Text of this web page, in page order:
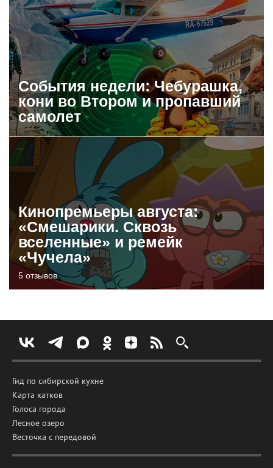
События недели: Чебурашка,
кони во Втором и пропавший
самолет
Кинопремьеры августа:
«Смешарики. Сквозь
вселенные» и ремейк
«Чучела»
5 отзывов
Гид по сибирской кухне
Карта катков
Голоса города
Лесное озеро
Весточка с передовой